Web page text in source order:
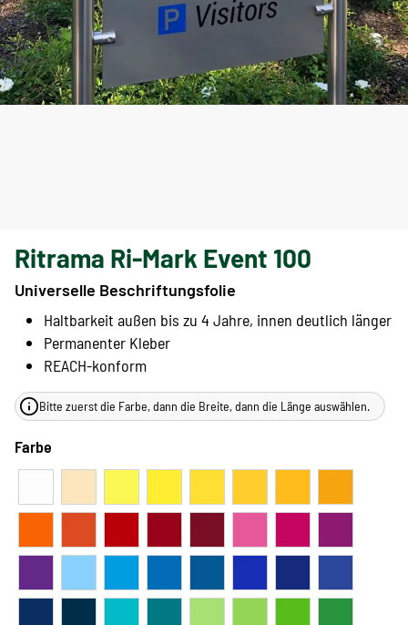
Ritrama Ri-Mark Event 100
Universelle Beschriftungsfolie
Haltbarkeit außen bis zu 4 Jahre, innen deutlich länger
Permanenter Kleber
REACH-konform
Bitte zuerst die Farbe, dann die Breite, dann die Länge auswählen.
Farbe